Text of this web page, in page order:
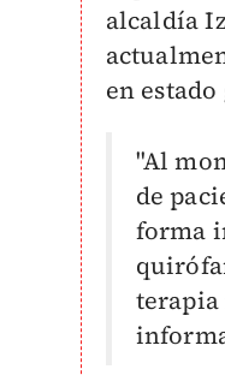
alcaldía
en
"Al
de
forma
terapia